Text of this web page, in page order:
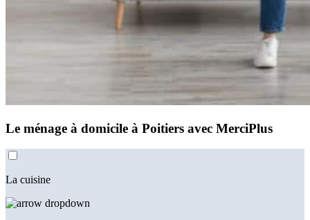
Le ménage à domicile à Poitiers avec MerciPlus
La cuisine